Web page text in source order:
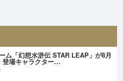
ム「幻想水滸伝 STAR LEAP」が8月
登場キャラクター…